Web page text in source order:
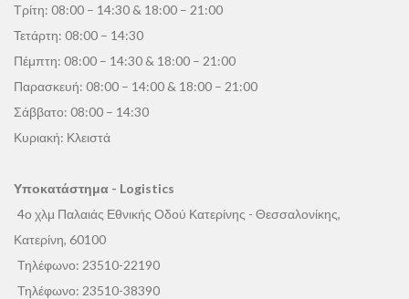
Τρίτη: 08:00 – 14:30 & 18:00 – 21:00
Τετάρτη: 08:00 – 14:30
Πέμπτη: 08:00 – 14:30 & 18:00 – 21:00
Παρασκευή: 08:00 – 14:00 & 18:00 – 21:00
Σάββατο: 08:00 – 14:30
Κυριακή: Κλειστά
Υποκατάστημα - Logistics
4ο χλμ Παλαιάς Εθνικής Οδού Κατερίνης - Θεσσαλονίκης,
Κατερίνη, 60100
Τηλέφωνο: 23510-22190
Τηλέφωνο: 23510-38390